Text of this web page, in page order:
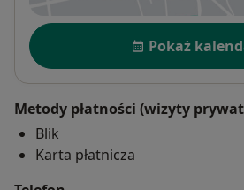
Dostępność
Pokaż
Metody płatności (wizyty
Blik
Karta płatnicza